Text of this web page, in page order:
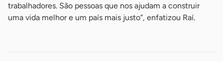
trabalhadores. São pessoas que nos ajudam a construir
uma vida melhor e um país mais justo”, enfatizou Raí.